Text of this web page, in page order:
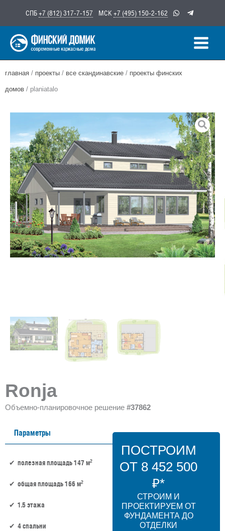
содержимому
СПБ+7 (812) 317-7-157 МСК +7 (495) 150-2-162
главная / проекты / все скандинавские / проекты финских
домов / planiatalo
Ronja
Объемно-планировочное решение #37862
Параметры
полезная площадь 147 м2
общая площадь 166 м2
1.5 этажа
4 спальни
ПОСТРОИМ
ОТ 8 452 500
₽*
СТРОИМ И
ПРОЕКТИРУЕМ ОТ
ФУНДАМЕНТА ДО
ОТДЕЛКИ